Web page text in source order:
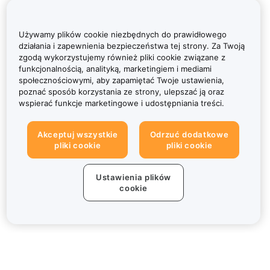
Używamy plików cookie niezbędnych do prawidłowego
działania i zapewnienia bezpieczeństwa tej strony. Za Twoją
zgodą wykorzystujemy również pliki cookie związane z
funkcjonalnością, analityką, marketingiem i mediami
społecznościowymi, aby zapamiętać Twoje ustawienia,
poznać sposób korzystania ze strony, ulepszać ją oraz
wspierać funkcje marketingowe i udostępniania treści.
Akceptuj wszystkie
pliki cookie
Odrzuć dodatkowe
pliki cookie
Ustawienia plików
cookie